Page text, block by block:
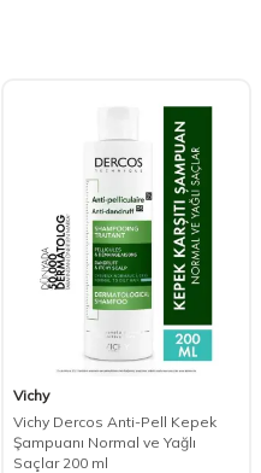
Vichy
Vichy Dercos Anti-Pell Kepek
Şampuanı Normal ve Yağlı
Saçlar 200 ml